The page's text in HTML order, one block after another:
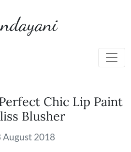
Chic Lip Paint
Blusher
August 2018